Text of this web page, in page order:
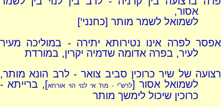
אסור,
לשמואל לשמר מותר [כחנני']
אפסר לפרה אינו נטירותא יתירה - במוליכה מעיר
לעיר, בפרה אדומה שדמיה יקרין, במורדת
רצועה של שיר כרוכין סביב צואר - לרב הונא מותר,
לשמואל אסור [לרש"י - מח' אי לנוי הוי אורחא], ברייתא -
כרוכין שיכול לימשך מותר